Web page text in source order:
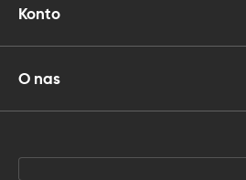
Konto
O nas